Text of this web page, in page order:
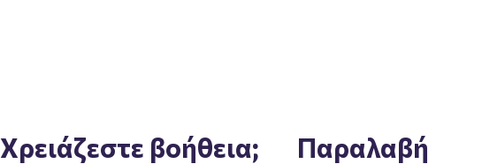
Χρειάζεστε βοήθεια;
Παραλαβή